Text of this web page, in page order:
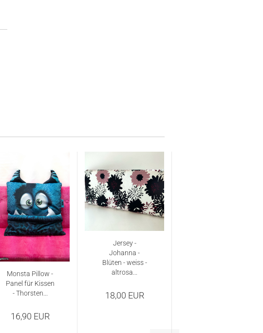
Monsta Pillow -
Panel für Kissen
- Thorsten...
16,90 EUR
Jersey -
Johanna -
Blüten - weiss -
altrosa...
18,00 EUR